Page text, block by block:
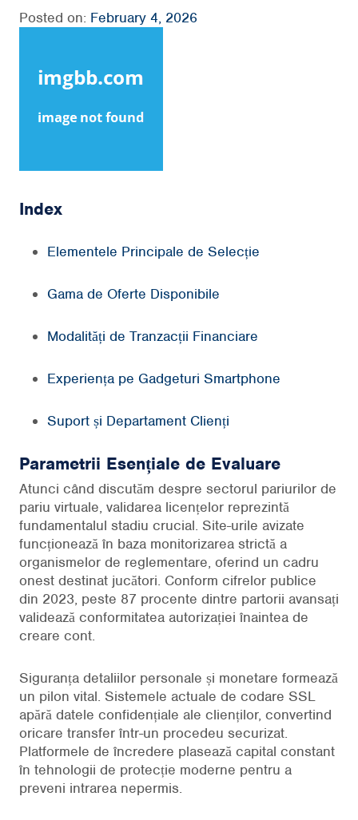
Posted on: February 4, 2026
Index
Elementele Principale de Selecție
Gama de Oferte Disponibile
Modalități de Tranzacții Financiare
Experiența pe Gadgeturi Smartphone
Suport și Departament Clienți
Parametrii Esențiale de Evaluare
Atunci când discutăm despre sectorul pariurilor de
pariu virtuale, validarea licențelor reprezintă
fundamentalul stadiu crucial. Site-urile avizate
funcționează în baza monitorizarea strictă a
organismelor de reglementare, oferind un cadru
onest destinat jucători. Conform cifrelor publice
din 2023, peste 87 procente dintre partorii avansați
validează conformitatea autorizației înaintea de
creare cont.
Siguranța detaliilor personale și monetare formează
un pilon vital. Sistemele actuale de codare SSL
apără datele confidențiale ale clienților, convertind
oricare transfer într-un procedeu securizat.
Platformele de încredere plasează capital constant
în tehnologii de protecție moderne pentru a
preveni intrarea nepermis.